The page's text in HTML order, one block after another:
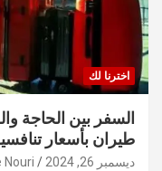
اخترنا لك
السفر بين الحاجة
طيران بأسعار
ديسمبر 26, 2024 Nouri